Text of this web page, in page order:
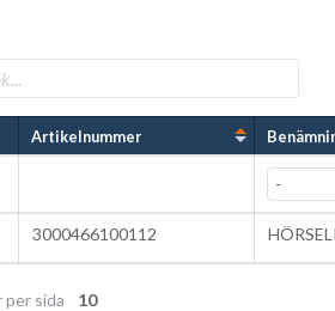
Artikelnummer
3000466100112
per sida 10